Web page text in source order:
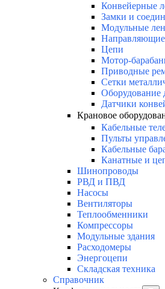
Конвейерные
Замки и
Модульные
Цепи
Мотор-
Приводные
Сетки
Оборудование
Датчики
Крановое
Кабельные
Пульты
Кабельные
Канатные и
Шинопроводы
РВД и ПВД
Насосы
Вентиляторы
Теплообменники
Компрессоры
Модульные здания
Расходомеры
Энергоцепи
Складская техника
Справочник